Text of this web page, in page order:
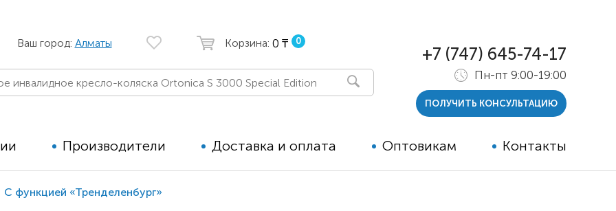
Ваш город: Алматы Корзина: 0 ₸ 0
Производители Доставка и оплата Оптовикам Контакты
+7 (747) 645-74-17
Пн-пт 9:00-19:00
ПОЛУЧИТЬ КОНСУЛЬТАЦИЮ
С функцией «Тренделенбург»